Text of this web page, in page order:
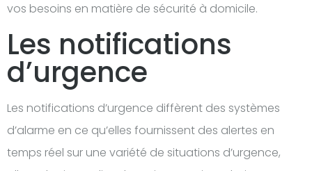
vos besoins en matière de sécurité à domicile.
Les notifications
d’urgence
Les notifications d’urgence diffèrent des systèmes
d’alarme en ce qu’elles fournissent des alertes en
temps réel sur une variété de situations d’urgence,